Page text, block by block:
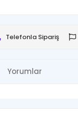
Telefonla Sipariş
Yorumlar